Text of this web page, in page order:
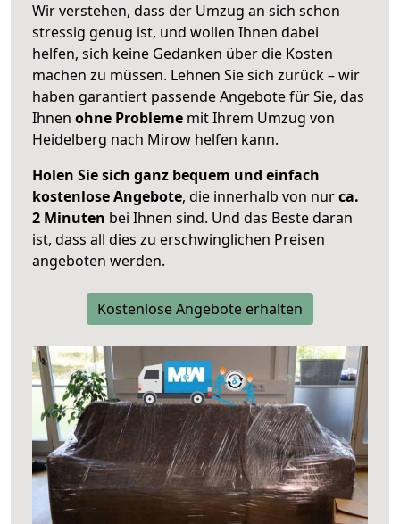
Wir verstehen, dass der Umzug an sich schon
stressig genug ist, und wollen Ihnen dabei
helfen, sich keine Gedanken über die Kosten
machen zu müssen. Lehnen Sie sich zurück – wir
haben garantiert passende Angebote für Sie, das
Ihnen ohne Probleme mit Ihrem Umzug von
Heidelberg nach Mirow helfen kann.
Holen Sie sich ganz bequem und einfach
kostenlose Angebote, die innerhalb von nurca.
2 Minuten bei Ihnen sind. Und das Beste daran
ist, dass all dies zu erschwinglichen Preisen
angeboten werden.
Kostenlose Angebote erhalten